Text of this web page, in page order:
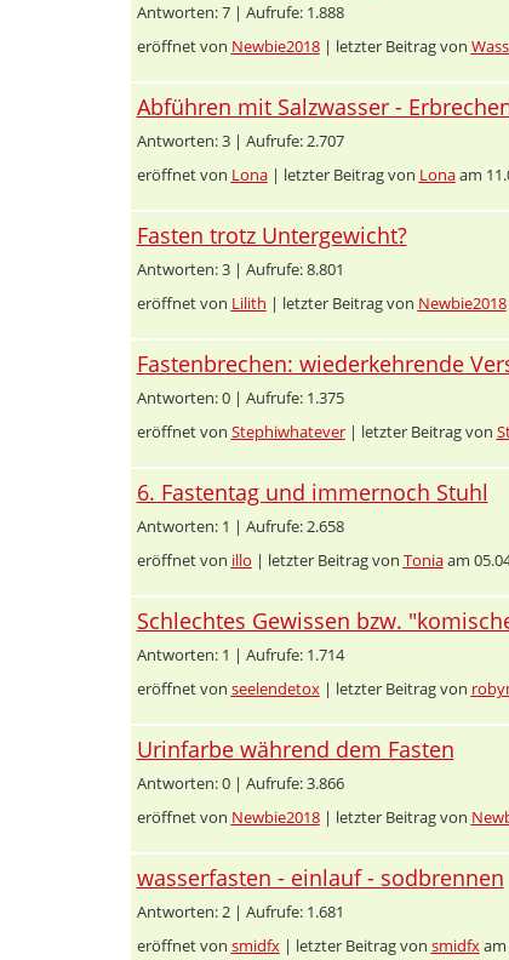
Antworten: 7 | Aufrufe: 1.888
eröffnet von Newbie2018| letzter Beitrag von
Abführen mit Salzwasser -
Antworten: 3 | Aufrufe: 2.707
eröffnet von Lona| letzter Beitrag von Lonaam
Fasten trotz Untergewicht?
Antworten: 3 | Aufrufe: 8.801
eröffnet von Lilith | letzter Beitrag von Newbie2018
Fastenbrechen: wiederkehrende
Antworten: 0 | Aufrufe: 1.375
eröffnet von Stephiwhatever| letzter Beitrag von
6. Fastentag und immernoch Stuhl
Antworten: 1 | Aufrufe: 2.658
eröffnet von illo | letzter Beitrag von Toniaam
Schlechtes Gewissen bzw.
Antworten: 1 | Aufrufe: 1.714
eröffnet von seelendetox| letzter Beitrag von
Urinfarbe während dem Fasten
Antworten: 0 | Aufrufe: 3.866
eröffnet von Newbie2018| letzter Beitrag von
wasserfasten - einlauf - sodbrennen
Antworten: 2 | Aufrufe: 1.681
eröffnet von smidfx| letzter Beitrag von smidfxam